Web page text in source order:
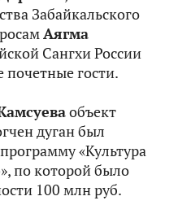
Забайкальского
Аягма
Сангхи России
почетные гости.
объект
дуган был
«Культура
по которой было
100 млн руб.